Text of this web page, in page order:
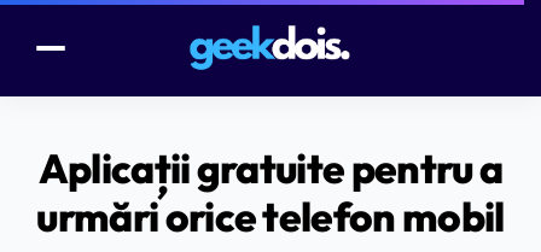
Aplicații gratuite pentru a
urmări orice telefon mobil